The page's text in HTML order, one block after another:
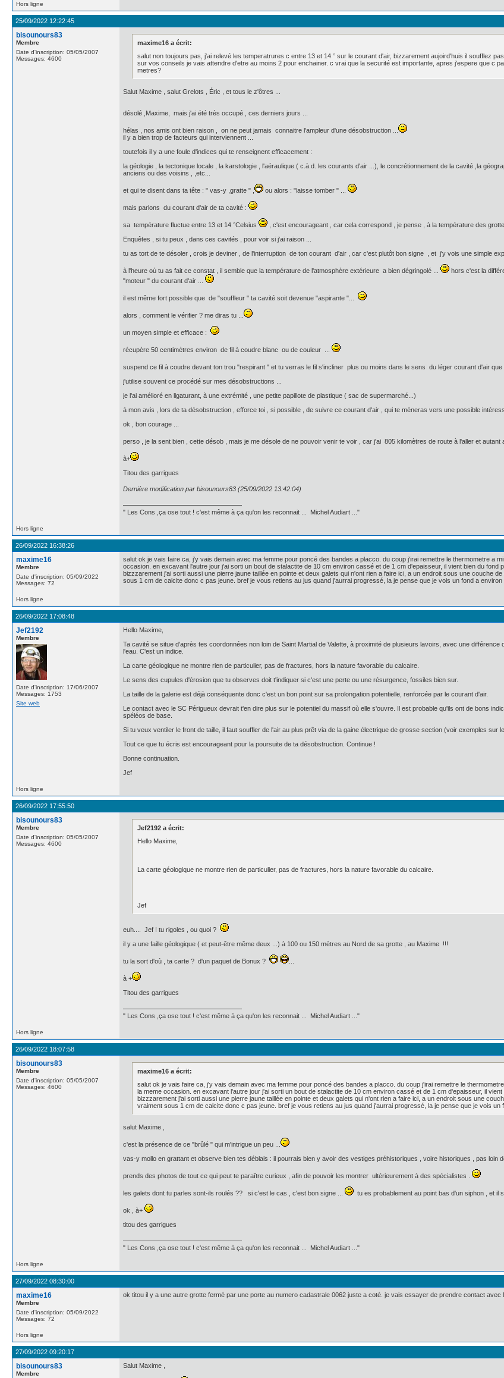
Hors ligne
25/09/2022 12:22:45
bisounours83
Membre
Date d'inscription: 05/05/2007
Messages: 4600
maxime16 a écrit:
salut non toujours pas, j'ai relevé les temperatrures c entre 13 et 14 ° sur le courant d'air, bizzarement aujoird'huis il soufflez
sur vos conseils je vais attendre d'etre au moins 2 pour enchainer. c vrai que la securité est importante, apres j'espere que c
metres?
Salut Maxime , salut Grelots , Éric , et tous le z'ôtres ...
désolé ,Maxime, mais j'ai été très occupé , ces derniers jours ...
hélas , nos amis ont bien raison , on ne peut jamais connaitre l'ampleur d'une désobstruction ...
il y a bien trop de facteurs qui interviennent ...
toutefois il y a une foule d'indices qui te renseignent efficacement :
la géologie , la tectonique locale , la karstologie , l'aéraulique ( c.à.d. les courants d'air ...), le concrétionnement de la cavité ,la
anciens ou des voisins , ,etc...
et qui te disent dans ta tête : " vas-y ,gratte " , ou alors : "laisse tomber " ...
mais parlons du courant d'air de ta cavité :
sa température fluctue entre 13 et 14 °Celsius
, c'est encourageant , car cela correspond , je pense , à la température des
Enquêtes , si tu peux , dans ces cavités , pour voir si j'ai raison ...
tu as tort de te désoler , crois je deviner , de l'interruption de ton courant d'air , car c'est plutôt bon signe , et j'y vois une simple
à l'heure où tu as fait ce constat , il semble que la température de l'atmosphère extérieure a bien dégringolé ...
hors c'est la
"moteur " du courant d'air ...
il est même fort possible que de "souffleur " ta cavité soit devenue "aspirante "...
alors , comment le vérifier ? me diras tu ...
un moyen simple et efficace :
récupère 50 centimètres environ de fil à coudre blanc ou de couleur ...
suspend ce fil à coudre devant ton trou "respirant " et tu verras le fil s'incliner plus ou moins dans le sens du léger courant d'air que
j'utilise souvent ce procédé sur mes désobstructions ...
je l'ai amélioré en ligaturant, à une extrémité , une petite papillote de plastique ( sac de supermarché...)
à mon avis , lors de ta désobstruction , efforce toi , si possible , de suivre ce courant d'air , qui te mèneras vers une possible
ok , bon courage ...
perso , je la sent bien , cette désob , mais je me désole de ne pouvoir venir te voir , car j'ai 805 kilomètres de route à l'aller et autant
à+
Titou des garrigues
Dernière modification par bisounours83 (25/09/2022 13:42:04)
" Les Cons ,ça ose tout ! c'est même à ça qu'on les reconnait ... Michel Audiart ..."
Hors ligne
26/09/2022 16:38:26
maxime16
Membre
Date d'inscription: 05/09/2022
Messages: 72
salut ok je vais faire ca, j'y vais demain avec ma femme pour poncé des bandes a placco. du coup j'irai remettre le thermometre a
occasion. en excavant l'autre jour j'ai sorti un bout de stalactite de 10 cm environ cassé et de 1 cm d'epaisseur, il vient bien du fond
bizzzarement j'ai sorti aussi une pierre jaune taillée en pointe et deux galets qui n'ont rien a faire ici, a un endroit sous une couche
sous 1 cm de calcite donc c pas jeune. bref je vous retiens au jus quand j'aurrai progressé, la je pense que je vois un fond a
Hors ligne
26/09/2022 17:08:48
Jef2192
Membre
Date d'inscription: 17/06/2007
Messages: 1753
Site web
Hello Maxime,
Ta cavité se situe d'après tes coordonnées non loin de Saint Martial de Valette, à proximité de plusieurs lavoirs, avec une
l'eau. C'est un indice.
La carte géologique ne montre rien de particulier, pas de fractures, hors la nature favorable du calcaire.
Le sens des cupules d'érosion que tu observes doit t'indiquer si c'est une perte ou une résurgence, fossiles bien sur.
La taille de la galerie est déjà conséquente donc c'est un bon point sur sa prolongation potentielle, renforcée par le courant d'air.
Le contact avec le SC Périgueux devrait t'en dire plus sur le potentiel du massif où elle s'ouvre. Il est probable qu'ils ont de bons
spéléos de base.
Si tu veux ventiler le front de taille, il faut souffler de l'air au plus prêt via de la gaine électrique de grosse section (voir exemples sur
Tout ce que tu écris est encourageant pour la poursuite de ta désobstruction. Continue !
Bonne continuation.
Jef
Hors ligne
26/09/2022 17:55:50
bisounours83
Membre
Date d'inscription: 05/05/2007
Messages: 4600
Jef2192 a écrit:
Hello Maxime,
La carte géologique ne montre rien de particulier, pas de fractures, hors la nature favorable du calcaire.
Jef
euh.... Jef ! tu rigoles , ou quoi ?
il y a une faille géologique ( et peut-être même deux ...) à 100 ou 150 mètres au Nord de sa grotte , au Maxime !!!
tu la sort d'où , ta carte ? d'un paquet de Bonux ?
à +
Titou des garrigues
" Les Cons ,ça ose tout ! c'est même à ça qu'on les reconnait ... Michel Audiart ..."
Hors ligne
26/09/2022 18:07:58
bisounours83
Membre
Date d'inscription: 05/05/2007
Messages: 4600
maxime16 a écrit:
salut ok je vais faire ca, j'y vais demain avec ma femme pour poncé des bandes a placco. du coup j'irai remettre le
la meme occasion. en excavant l'autre jour j'ai sorti un bout de stalactite de 10 cm environ cassé et de 1 cm d'epaisseur, il vient
bizzzarement j'ai sorti aussi une pierre jaune taillée en pointe et deux galets qui n'ont rien a faire ici, a un endroit sous une
vraiment sous 1 cm de calcite donc c pas jeune. bref je vous retiens au jus quand j'aurrai progressé, la je pense que je vois
salut Maxime ,
c'est la présence de ce "brûlé " qui m'intrigue un peu ...
vas-y mollo en grattant et observe bien tes déblais : il pourrais bien y avoir des vestiges préhistoriques , voire historiques , pas loin
prends des photos de tout ce qui peut te paraître curieux , afin de pouvoir les montrer ultérieurement à des spécialistes .
les galets dont tu parles sont-ils roulés ?? si c'est le cas , c'est bon signe ... tu es probablement au point bas d'un siphon , et il
ok , à+
titou des garrigues
" Les Cons ,ça ose tout ! c'est même à ça qu'on les reconnait ... Michel Audiart ..."
Hors ligne
27/09/2022 08:30:00
maxime16
Membre
Date d'inscription: 05/09/2022
Messages: 72
ok titou il y a une autre grotte fermé par une porte au numero cadastrale 0062 juste a coté. je vais essayer de prendre contact avec
Hors ligne
27/09/2022 09:20:17
bisounours83
Membre
Salut Maxime ,